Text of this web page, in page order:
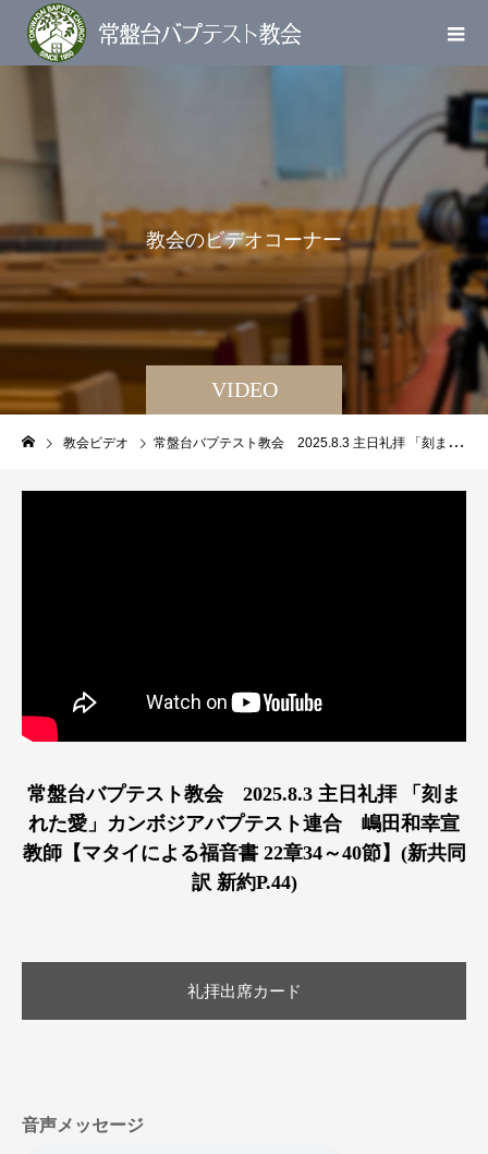
VIDEO
教会のビデオ コ ーナー
教会ビデオ 常盤台バプテスト教会 2025.8.3 主日礼拝 「刻まれた愛」カンボジアバプテスト連合 嶋田和幸宣教師【マタイによる福音書 22章34～40節】(新共同訳 新約P.44)
常盤台バプテスト教会 2025.8.3 主日礼拝 「刻ま
れた愛」カンボジアバプテスト連合 嶋田和幸宣
教師【マタイによる福音書 22章34～40節】(新共同
訳 新約P.44)
礼拝出席カード
音声メッセージ